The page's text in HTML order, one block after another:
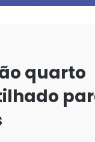
quarto